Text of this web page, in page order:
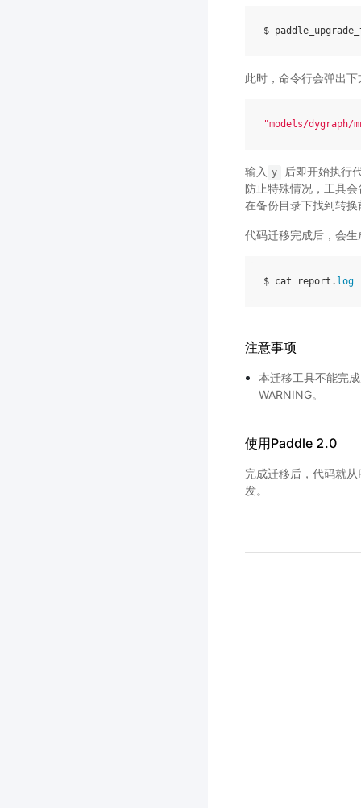
此时，命令行会弹出
"models/
输入 y
后即开始执行
防止特殊情况，工具
在备份目录下找到转
代码迁移完成后，会
$ cat report. log
注意事项
本迁移工具不能完
WARNING。
使用Paddle 2.0
完成迁移后，代码就
发。